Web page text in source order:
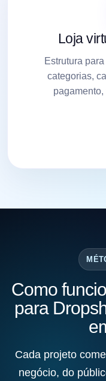
Loja
Estrutura
categorias,
Como
para
Cada projeto
negócio, do